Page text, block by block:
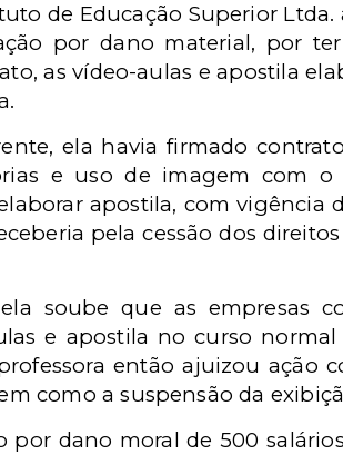
de Educação Superior
por dano material, por
as vídeo-aulas e apostila
ela havia firmado
e uso de imagem com o
apostila, com vigência
pela cessão dos
soube que as empresas
e apostila no curso
então ajuizou ação
como a suspensão da
por dano moral de 500